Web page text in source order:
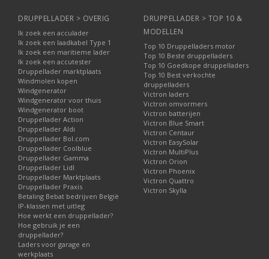
DRUPPELLADER > OVERIG
Ik zoek een acculader
Ik zoek een laadkabel Type 1
Ik zoek een maritieme lader
Ik zoek een accutester
Druppellader marktplaats
Windmolen kopen
Windgenerator
Windgenerator voor thuis
Windgenerator boot
Druppellader Action
Druppellader Aldi
Druppellader Bol.com
Druppellader Coolblue
Druppellader Gamma
Druppellader Lidl
Druppellader Marktplaats
Druppellader Praxis
Betaling Bebat bedrijven België
IP-klassen met uitleg
Hoe werkt een druppellader?
Hoe gebruik je een
druppellader?
Laders voor garage en
werkplaats
DRUPPELLADER > TOP 10 &
MODELLEN
Top 10 Druppelladers motor
Top 10 Beste druppelladers
Top 10 Goedkope druppelladers
Top 10 Best verkochte
druppelladers
Victron laders
Victron omvormers
Victron batterijen
Victron Blue Smart
Victron Centaur
Victron EasySolar
Victron MultiPlus
Victron Orion
Victron Phoenix
Victron Quattro
Victron Skylla